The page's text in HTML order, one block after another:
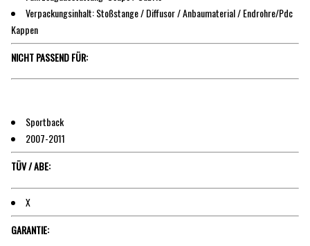
Verpackungsinhalt: Stoßstange / Diffusor / Anbaumaterial / Endrohre/Pdc
Kappen
NICHT PASSEND FÜR:
Sportback
2007-2011
TÜV / ABE:
X
GARANTIE: